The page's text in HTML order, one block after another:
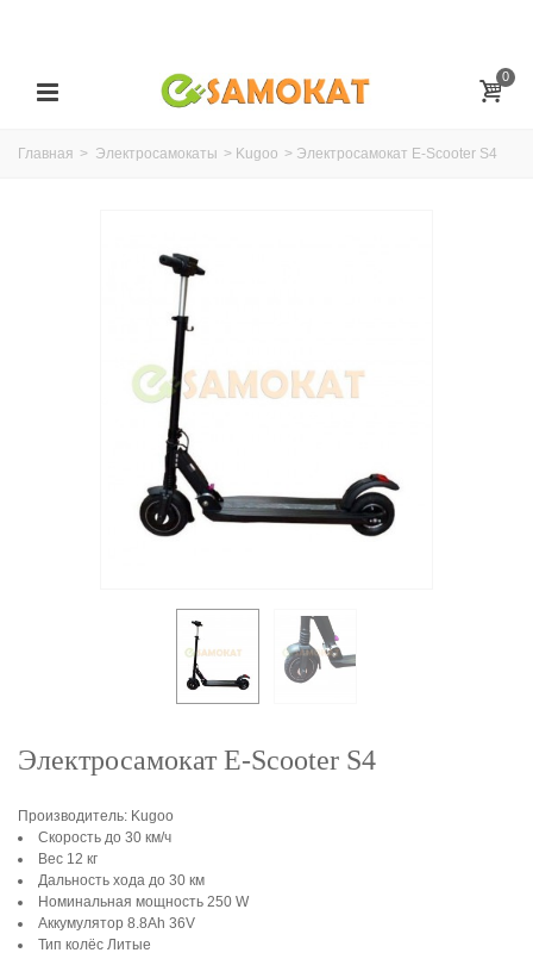
0
Главная > Электросамокаты > Kugoo > Электросамокат E-Scooter S4
Электросамокат E-Scooter S4
Производитель: Kugoo
Скорость до 30 км/ч
Вес 12 кг
Дальность хода до 30 км
Номинальная мощность 250 W
Аккумулятор 8.8Ah 36V
Тип колёс Литые